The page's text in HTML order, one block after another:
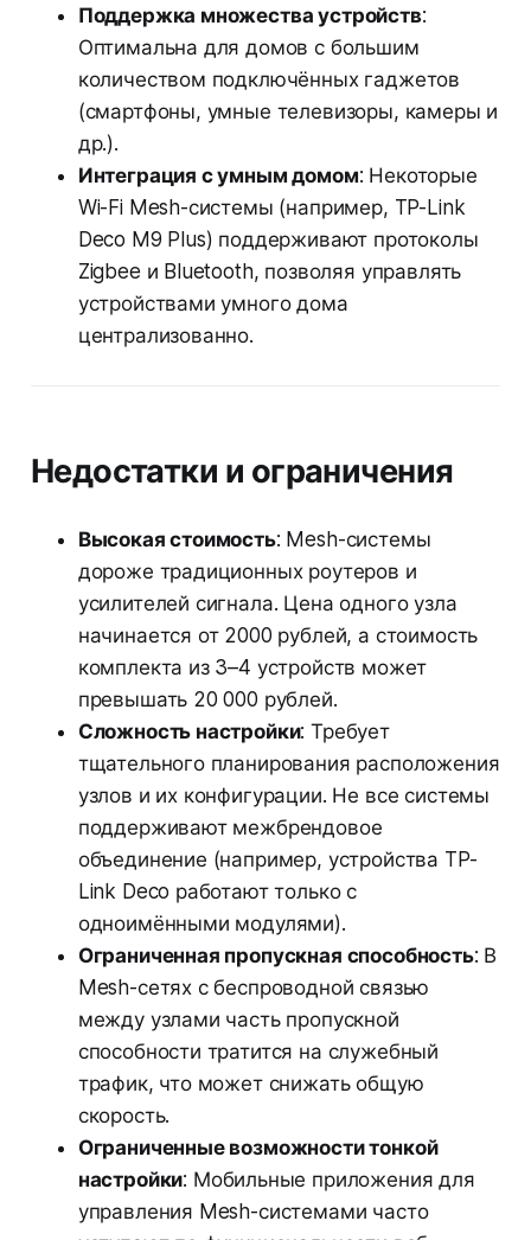
Поддержка множества устройств:
Оптимальна для домов с большим
количеством подключённых гаджетов
(смартфоны, умные телевизоры, камеры и
др.).
Интеграция с умным домом: Некоторые
Wi-Fi Mesh-системы (например, TP-Link
Deco M9 Plus) поддерживают протоколы
Zigbee и Bluetooth, позволяя управлять
устройствами умного дома
централизованно.
Недостатки и ограничения
Высокая стоимость: Mesh-системы
дороже традиционных роутеров и
усилителей сигнала. Цена одного узла
начинается от 2000 рублей, а стоимость
комплекта из 3–4 устройств может
превышать 20 000 рублей.
Сложность настройки: Требует
тщательного планирования расположения
узлов и их конфигурации. Не все системы
поддерживают межбрендовое
объединение (например, устройства TP-
Link Deco работают только с
одноимёнными модулями).
Ограниченная пропускная способность: В
Mesh-сетях с беспроводной связью
между узлами часть пропускной
способности тратится на служебный
трафик, что может снижать общую
скорость.
Ограниченные возможности тонкой
настройки: Мобильные приложения для
управления Mesh-системами часто